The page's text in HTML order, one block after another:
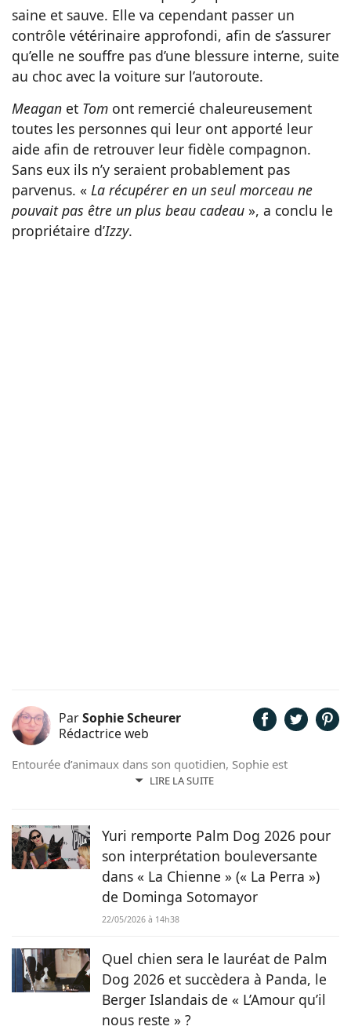
saine et sauve. Elle va cependant passer un
contrôle vétérinaire approfondi, afin de s’assurer
qu’elle ne souffre pas d’une blessure interne, suite
au choc avec la voiture sur l’autoroute.
Meagan et Tom ont remercié chaleureusement
toutes les personnes qui leur ont apporté leur
aide afin de retrouver leur fidèle compagnon.
Sans eux ils n’y seraient probablement pas
parvenus. « La récupérer en un seul morceau ne
pouvait pas être un plus beau cadeau », a conclu le
propriétaire d’Izzy.
ParSophie Scheurer
Rédactrice web
LIRE LA SUITE
Entourée d’animaux dans son quotidien, Sophie est
également passionnée de mots. Son amour pour les
précaire. Maya la croisée Labrador-Border Collie a été
retrouvée errante par la SPA et Hatchi, le chien Arbi, a été
sauvé de Tunisie. À ses yeux, ses 2 chiens, son chat et ses
lapins font partie intégrante de sa vie et de sa famille ! C’est
donc sans hésiter qu’elle a décidé de mettre sa plume au
Yuri remporte Palm Dog 2026 pour
son interprétation bouleversante
dans « La Chienne » (« La Perra »)
de Dominga Sotomayor
22/05/2026 à 14h38
Quel chien sera le lauréat de Palm
Dog 2026 et succèdera à Panda, le
Berger Islandais de « L’Amour qu’il
nous reste » ?